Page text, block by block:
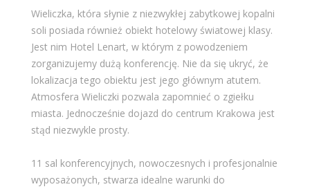
Wieliczka, która słynie z niezwykłej zabytkowej kopalni
soli posiada również obiekt hotelowy światowej klasy.
Jest nim Hotel Lenart, w którym z powodzeniem
zorganizujemy dużą konferencję. Nie da się ukryć, że
lokalizacja tego obiektu jest jego głównym atutem.
Atmosfera Wieliczki pozwala zapomnieć o zgiełku
miasta. Jednocześnie dojazd do centrum Krakowa jest
stąd niezwykle prosty.
11 sal konferencyjnych, nowoczesnych i profesjonalnie
wyposażonych, stwarza idealne warunki do